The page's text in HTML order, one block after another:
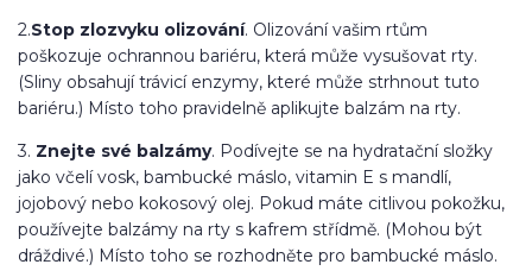
2.Stop zlozvyku olizování. Olizování vašim rtům
poškozuje ochrannou bariéru, která může vysušovat rty.
(Sliny obsahují trávicí enzymy, které může strhnout tuto
bariéru.) Místo toho pravidelně aplikujte balzám na rty.
3. Znejte své balzámy. Podívejte se na hydratační složky
jako včelí vosk, bambucké máslo, vitamin E s mandlí,
jojobový nebo kokosový olej. Pokud máte citlivou pokožku,
používejte balzámy na rty s kafrem střídmě. (Mohou být
dráždivé.) Místo toho se rozhodněte pro bambucké máslo.